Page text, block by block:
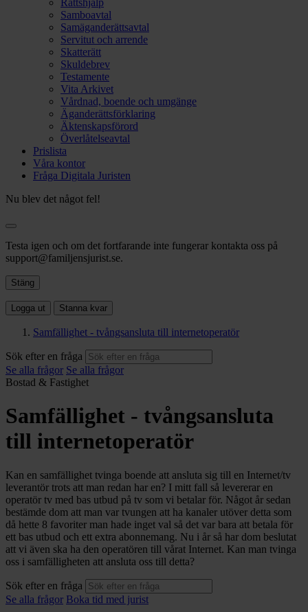
Rättshjälp
Samboavtal
Samäganderättsavtal
Servitut och arrende
Skatterätt
Skuldebrev
Testamente
Vita Arkivet
Vårdnad, boende och umgänge
Äganderättsförklaring
Äktenskapsförord
Överlåtelseavtal
Prislista
Våra kontor
Fråga Digitala Juristen
Nu blev det något fel!
Testa igen och om det fortfarande inte fungerar kontakta oss på
support@familjensjurist.se.
Stäng
Logga ut Stanna kvar
Samfällighet - tvångsansluta till internetoperatör
Sök efter en fråga
Se alla frågor Se alla frågor
Bostad & Fastighet
Samfällighet - tvångsansluta
till internetoperatör
Kan en samfällighet tvinga boende att ansluta sig till en Internet/tv
leverantör trots att man redan har en? I mitt fall så levererar en
operatör tv med bas utbud på tv som vi betalar för. Något år sedan
bestämde dom att man var tvungen att ha kanaler utöver detta som
då hette 8 favoriter man hade inget val så det var bara att betala för
ett bas utbud och ett extra abonnemang. Nu i år så har dom beslutat
att vi även ska ha den operatören till vårat Internet. Kan man tvinga
oss i samfälligheten att ansluta oss till detta?
Sök efter en fråga
Se alla frågor Boka tid med jurist